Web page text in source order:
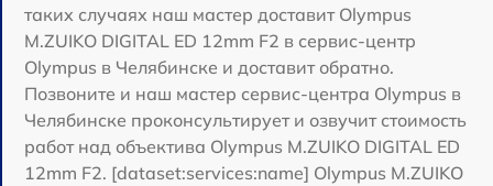
таких случаях наш мастер доставит Olympus
M.ZUIKO DIGITAL ED 12mm F2 в сервис-центр
Olympus в Челябинске и доставит обратно.
Позвоните и наш мастер сервис-центра Olympus в
Челябинске проконсультирует и озвучит стоимость
работ над объектива Olympus M.ZUIKO DIGITAL ED
12mm F2. [dataset:services:name] Olympus M.ZUIKO